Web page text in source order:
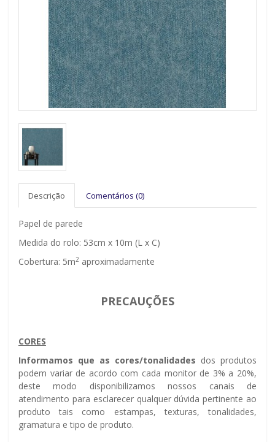
Descrição Comentários (0)
Papel de parede
Medida do rolo: 53cm x 10m (L x C)
Cobertura: 5m2 aproximadamente
PRECAUÇÕES
CORES
Informamos que as cores/tonalidades dos produtos
podem variar de acordo com cada monitor de 3% a 20%,
deste modo disponibilizamos nossos canais de
atendimento para esclarecer qualquer dúvida pertinente ao
produto tais como estampas, texturas, tonalidades,
gramatura e tipo de produto.